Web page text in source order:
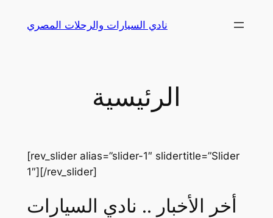
نادي السيارات والرحلات المصري
الرئيسية
[rev_slider alias=”slider-1″ slidertitle=”Slider
1″][/rev_slider]
أخر الأخبار .. نادي السيارات